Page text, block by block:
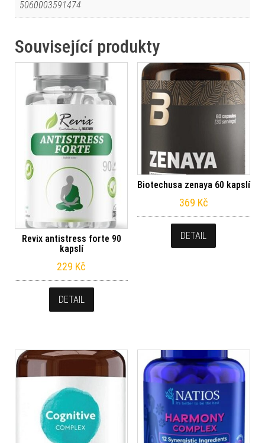
5060003591474
Související produkty
Revix antistress forte 90
kapslí
229 Kč
DETAIL
Biotechusa zenaya 60 kapslí
369 Kč
DETAIL